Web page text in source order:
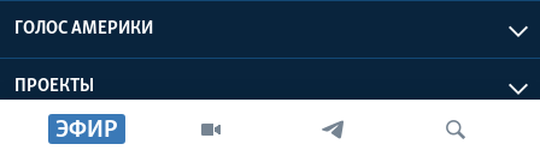
ЭФИР
ГОЛОС АМЕРИКИ
ПРОЕКТЫ